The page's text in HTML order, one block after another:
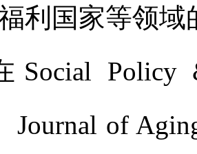
利国家等领域
Social Policy
Journal of